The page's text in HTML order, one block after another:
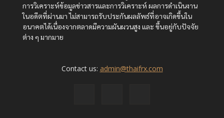
การวิเคราะห์ข้อมูลข่าวสารและการวิเคราะห์ ผลการดำเนินงาน
ในอดีตที่ผ่านมา ไม่สามารถรับประกันผลลัพธ์ที่อาจเกิดขึ้นใน
อนาคตได้เนื่องจากตลาดมีความผันผวนสูง และ ขึ้นอยู่กับปัจจัย
ต่าง ๆ มากมาย
Contact us: admin@thaifrx.com